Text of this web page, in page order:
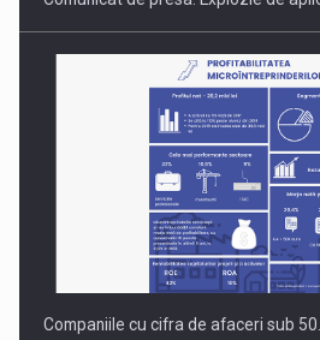
Companiile cu cifra de afaceri sub